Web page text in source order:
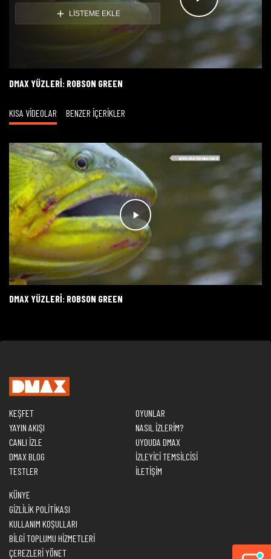
Videoyu
Oynat
LİSTEME EKLE
DMAX YÜZLERI: ROBSON GREEN
KISA VİDEOLAR BENZER İÇERİKLER
DMAX YÜZLERI: ROBSON GREEN
KEŞFET
YAYIN AKIŞI
CANLI İZLE
DMAX BLOG
TESTLER
OYUNLAR
NASIL İZLERİM?
UYDUDA DMAX
İZLEYİCİ TEMSİLCİSİ
İLETİŞİM
KÜNYE
GİZLİLİK POLİTİKASI
KULLANIM KOŞULLARI
BİLGİ TOPLUMU HİZMETLERİ
ÇEREZLERİ YÖNET